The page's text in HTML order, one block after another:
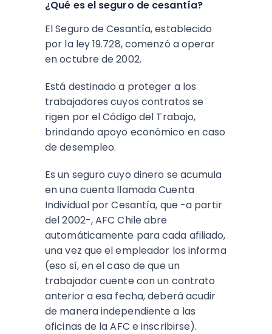
¿Qué es el seguro de cesantía?
El Seguro de Cesantía, establecido
por la ley 19.728, comenzó a operar
en octubre de 2002.
Está destinado a proteger a los
trabajadores cuyos contratos se
rigen por el Código del Trabajo,
brindando apoyo económico en caso
de desempleo.
Es un seguro cuyo dinero se acumula
en una cuenta llamada Cuenta
Individual por Cesantía, que -a partir
del 2002-, AFC Chile abre
automáticamente para cada afiliado,
una vez que el empleador los informa
(eso sí, en el caso de que un
trabajador cuente con un contrato
anterior a esa fecha, deberá acudir
de manera independiente a las
oficinas de la AFC e inscribirse).